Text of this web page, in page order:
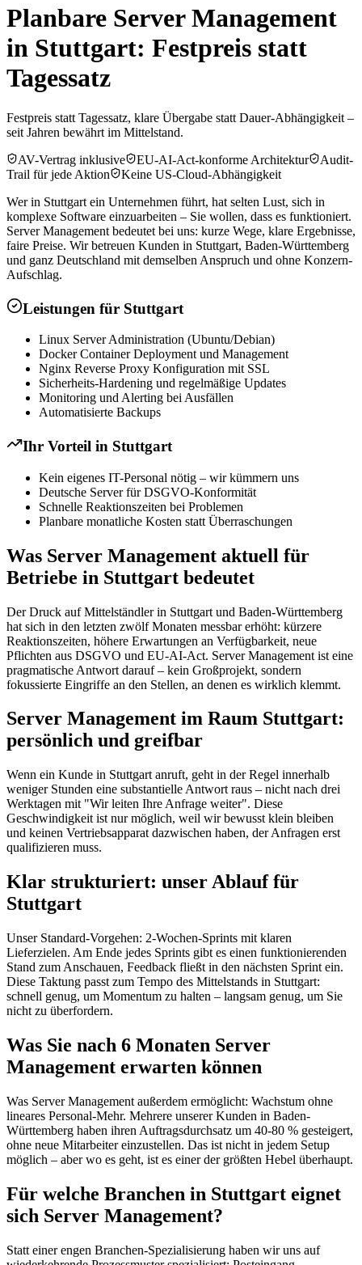
Planbare Server Management
in Stuttgart: Festpreis statt
Tagessatz
Festpreis statt Tagessatz, klare Übergabe statt Dauer-Abhängigkeit –
seit Jahren bewährt im Mittelstand.
AV-Vertrag inklusive
EU-AI-Act-konforme Architektur
Audit-
Trail für jede Aktion
Keine US-Cloud-Abhängigkeit
Wer in Stuttgart ein Unternehmen führt, hat selten Lust, sich in
komplexe Software einzuarbeiten – Sie wollen, dass es funktioniert.
Server Management bedeutet bei uns: kurze Wege, klare Ergebnisse,
faire Preise. Wir betreuen Kunden in Stuttgart, Baden-Württemberg
und ganz Deutschland mit demselben Anspruch und ohne Konzern-
Aufschlag.
Leistungen für Stuttgart
Linux Server Administration (Ubuntu/Debian)
Docker Container Deployment und Management
Nginx Reverse Proxy Konfiguration mit SSL
Sicherheits-Hardening und regelmäßige Updates
Monitoring und Alerting bei Ausfällen
Automatisierte Backups
Ihr Vorteil in Stuttgart
Kein eigenes IT-Personal nötig – wir kümmern uns
Deutsche Server für DSGVO-Konformität
Schnelle Reaktionszeiten bei Problemen
Planbare monatliche Kosten statt Überraschungen
Was Server Management aktuell für
Betriebe in Stuttgart bedeutet
Der Druck auf Mittelständler in Stuttgart und Baden-Württemberg
hat sich in den letzten zwölf Monaten messbar erhöht: kürzere
Reaktionszeiten, höhere Erwartungen an Verfügbarkeit, neue
Pflichten aus DSGVO und EU-AI-Act. Server Management ist eine
pragmatische Antwort darauf – kein Großprojekt, sondern
fokussierte Eingriffe an den Stellen, an denen es wirklich klemmt.
Server Management im Raum Stuttgart:
persönlich und greifbar
Wenn ein Kunde in Stuttgart anruft, geht in der Regel innerhalb
weniger Stunden eine substantielle Antwort raus – nicht nach drei
Werktagen mit "Wir leiten Ihre Anfrage weiter". Diese
Geschwindigkeit ist nur möglich, weil wir bewusst klein bleiben
und keinen Vertriebsapparat dazwischen haben, der Anfragen erst
qualifizieren muss.
Klar strukturiert: unser Ablauf für
Stuttgart
Unser Standard-Vorgehen: 2-Wochen-Sprints mit klaren
Lieferzielen. Am Ende jedes Sprints gibt es einen funktionierenden
Stand zum Anschauen, Feedback fließt in den nächsten Sprint ein.
Diese Taktung passt zum Tempo des Mittelstands in Stuttgart:
schnell genug, um Momentum zu halten – langsam genug, um Sie
nicht zu überfordern.
Was Sie nach 6 Monaten Server
Management erwarten können
Was Server Management außerdem ermöglicht: Wachstum ohne
lineares Personal-Mehr. Mehrere unserer Kunden in Baden-
Württemberg haben ihren Auftragsdurchsatz um 40-80 % gesteigert,
ohne neue Mitarbeiter einzustellen. Das ist nicht in jedem Setup
möglich – aber wo es geht, ist es einer der größten Hebel überhaupt.
Für welche Branchen in Stuttgart eignet
sich Server Management?
Statt einer engen Branchen-Spezialisierung haben wir uns auf